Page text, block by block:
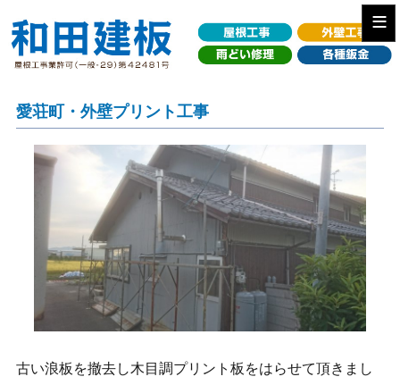
≡
愛荘町・外壁プリント工事
古い浪板を撤去し木目調プリント板をはらせて頂きまし